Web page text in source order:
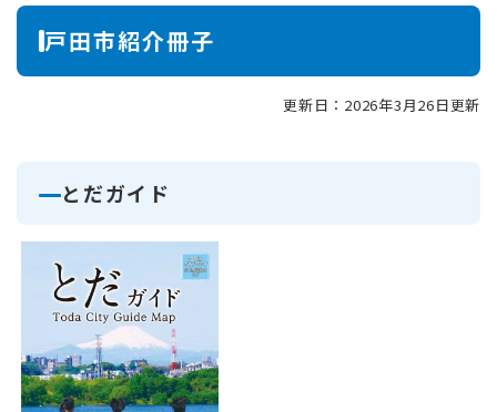
本
戸田市紹介冊子
更新日：2026年3月26日更新
とだガイド